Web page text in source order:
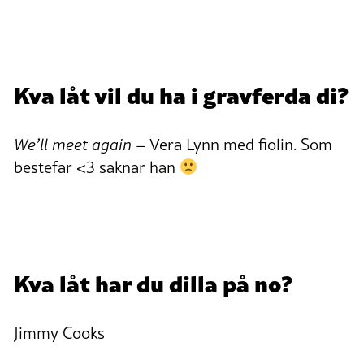
Kva låt vil du ha i gravferda di?
We’ll meet again –Vera Lynn med fiolin. Som
bestefar <3 saknar han
Kva låt har du dilla på no?
Jimmy Cooks